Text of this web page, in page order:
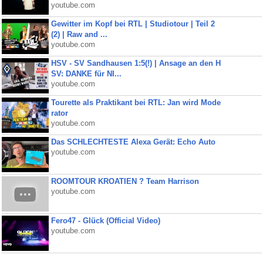
youtube.com
Gewitter im Kopf bei RTL | Studiotour | Teil 2
(2) | Raw and ...
youtube.com
HSV - SV Sandhausen 1:5(!) | Ansage an den H
SV: DANKE für NI...
youtube.com
Tourette als Praktikant bei RTL: Jan wird Mode
rator
youtube.com
Das SCHLECHTESTE Alexa Gerät: Echo Auto
youtube.com
ROOMTOUR KROATIEN ? Team Harrison
youtube.com
Fero47 - Glück (Official Video)
youtube.com